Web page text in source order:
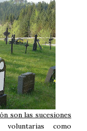
son las sucesiones
como